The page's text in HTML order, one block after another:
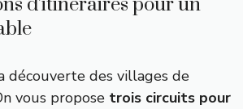
d’itinéraires pour un
découverte des villages de
vous propose trois circuits pour